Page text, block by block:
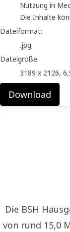
Nutzung in
Die Inhalte
Dateiformat:
.jpg
Dateigröße:
3189 x 2126,
Download
Die BSH
von rund 15,0